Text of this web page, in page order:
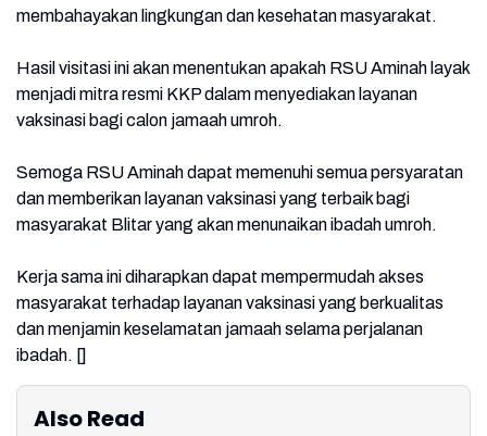
membahayakan lingkungan dan kesehatan masyarakat.
Hasil visitasi ini akan menentukan apakah RSU Aminah layak
menjadi mitra resmi KKP dalam menyediakan layanan
vaksinasi bagi calon jamaah umroh.
Semoga RSU Aminah dapat memenuhi semua persyaratan
dan memberikan layanan vaksinasi yang terbaik bagi
masyarakat Blitar yang akan menunaikan ibadah umroh.
Kerja sama ini diharapkan dapat mempermudah akses
masyarakat terhadap layanan vaksinasi yang berkualitas
dan menjamin keselamatan jamaah selama perjalanan
ibadah. []
Also Read